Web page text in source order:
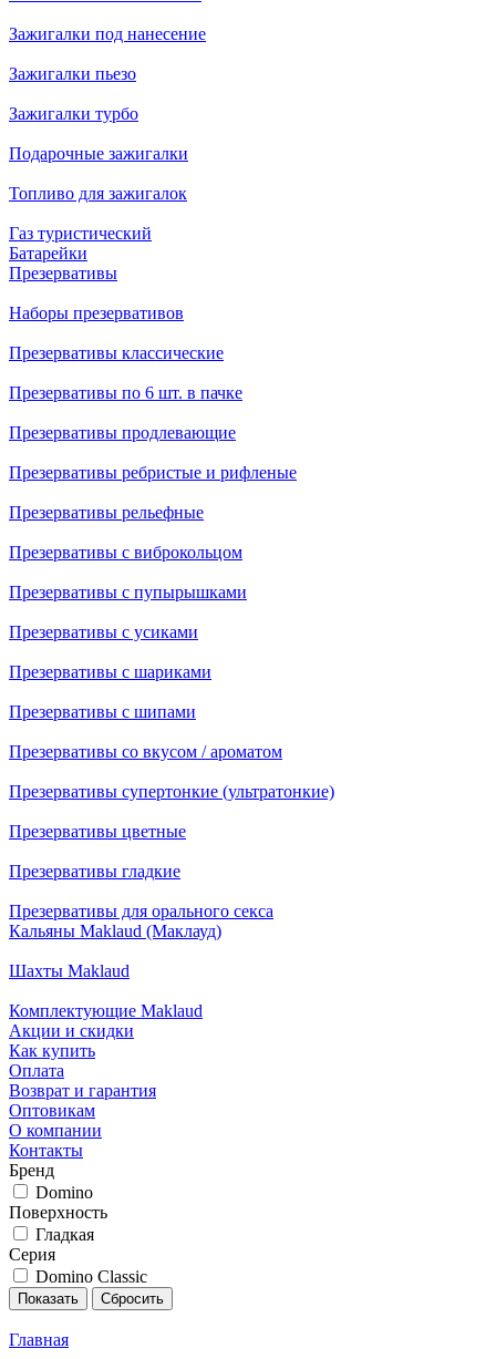
Зажигалки под нанесение
Зажигалки пьезо
Зажигалки турбо
Подарочные зажигалки
Топливо для зажигалок
Газ туристический
Батарейки
Презервативы
Наборы презервативов
Презервативы классические
Презервативы по 6 шт. в пачке
Презервативы продлевающие
Презервативы ребристые и рифленые
Презервативы рельефные
Презервативы с виброкольцом
Презервативы с пупырышками
Презервативы с усиками
Презервативы с шариками
Презервативы с шипами
Презервативы со вкусом / ароматом
Презервативы супертонкие (ультратонкие)
Презервативы цветные
Презервативы гладкие
Презервативы для орального секса
Кальяны Maklaud (Маклауд)
Шахты Maklaud
Комплектующие Maklaud
Акции и скидки
Как купить
Оплата
Возврат и гарантия
Оптовикам
О компании
Контакты
Бренд
Domino
Поверхность
Гладкая
Серия
Domino Classic
Сбросить
Главная